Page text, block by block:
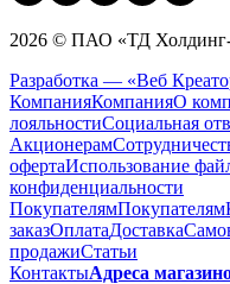
2026 © ПАО «ТД
Разработка — «Веб
КомпанияКомпанияО
лояльностиСоциальная
Акционерам
офертаИспользование
конфиденциальности
ПокупателямПокупателям
заказОплатаДоставка
продажиСтатьи
КонтактыАдреса